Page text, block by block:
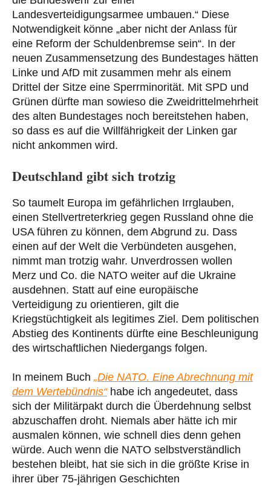
Landesverteidigungsarmee umbauen.“ Diese
Notwendigkeit könne „aber nicht der Anlass für
eine Reform der Schuldenbremse sein“. In der
neuen Zusammensetzung des Bundestages hätten
Linke und AfD mit zusammen mehr als einem
Drittel der Sitze eine Sperrminorität. Mit SPD und
Grünen dürfte man sowieso die Zweidrittelmehrheit
des alten Bundestages noch bereitstehen haben,
so dass es auf die Willfährigkeit der Linken gar
nicht ankommen wird.
Deutschland gibt sich trotzig
So taumelt Europa im gefährlichen Irrglauben,
einen Stellvertreterkrieg gegen Russland ohne die
USA führen zu können, dem Abgrund zu. Dass
einen auf der Welt die Verbündeten ausgehen,
nimmt man trotzig wahr. Unverdrossen wollen
Merz und Co. die NATO weiter auf die Ukraine
ausdehnen. Statt auf eine europäische
Verteidigung zu orientieren, gilt die
Kriegstüchtigkeit als legitimes Ziel. Dem politischen
Abstieg des Kontinents dürfte eine Beschleunigung
des wirtschaftlichen Niedergangs folgen.
In meinem Buch „Die NATO. Eine Abrechnung mit
dem Wertebündnis“habe ich angedeutet, dass
sich der Militärpakt durch die Überdehnung selbst
abzuschaffen droht. Niemals aber hätte ich mir
ausmalen können, wie schnell dies denn gehen
würde. Auch wenn die NATO selbstverständlich
bestehen bleibt, hat sie sich in die größte Krise in
ihrer über 75-jährigen Geschichten